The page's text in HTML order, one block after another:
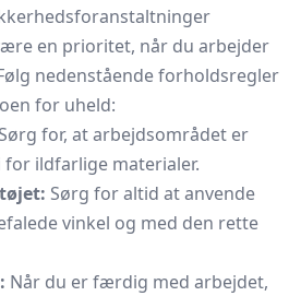
en prioritet, når du arbejder
nedenstående forholdsregler
for uheld:
Sørg for, at arbejdsområdet er
ildfarlige materialer.
Sørg for altid at anvende
vinkel og med den rette
Når du er færdig med arbejdet,